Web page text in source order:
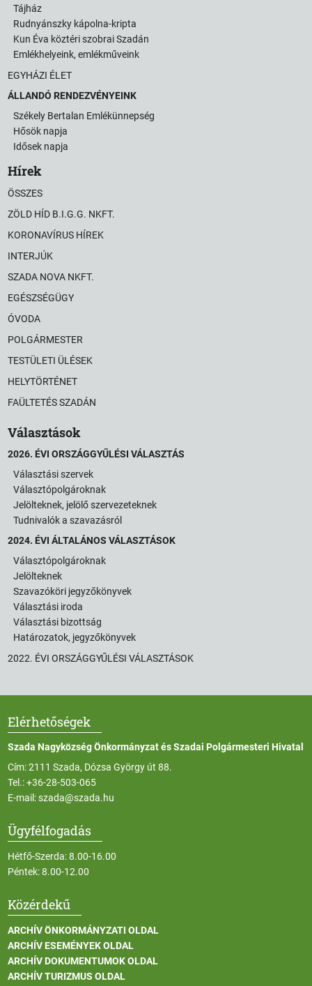
Tájház
Rudnyánszky kápolna-kripta
Kun Éva köztéri szobrai Szadán
Emlékhelyeink, emlékműveink
EGYHÁZI ÉLET
ÁLLANDÓ RENDEZVÉNYEINK
Székely Bertalan Emlékünnepség
Hősök napja
Idősek napja
Hírek
ÖSSZES
ZÖLD HÍD B.I.G.G. NKFT.
KORONAVÍRUS HÍREK
INTERJÚK
SZADA NOVA NKFT.
EGÉSZSÉGÜGY
ÓVODA
POLGÁRMESTER
TESTÜLETI ÜLÉSEK
HELYTÖRTÉNET
FAÜLTETÉS SZADÁN
Választások
2026. ÉVI ORSZÁGGYŰLÉSI VÁLASZTÁS
Választási szervek
Választópolgároknak
Jelölteknek, jelölő szervezeteknek
Tudnivalók a szavazásról
2024. ÉVI ÁLTALÁNOS VÁLASZTÁSOK
Választópolgároknak
Jelölteknek
Szavazóköri jegyzőkönyvek
Választási iroda
Választási bizottság
Határozatok, jegyzőkönyvek
2022. ÉVI ORSZÁGGYŰLÉSI VÁLASZTÁSOK
Elérhetőségek
Szada Nagyközség Önkormányzat és Szadai Polgármesteri Hivatal
Cím: 2111 Szada, Dózsa György út 88.
Tel.:+36-28-503-065
E-mail:szada@szada.hu
Ügyfélfogadás
Hétfő-Szerda: 8.00-16.00
Péntek: 8.00-12.00
Közérdekű
ARCHÍV ÖNKORMÁNYZATI OLDAL
ARCHÍV ESEMÉNYEK OLDAL
ARCHÍV DOKUMENTUMOK OLDAL
ARCHÍV TURIZMUS OLDAL